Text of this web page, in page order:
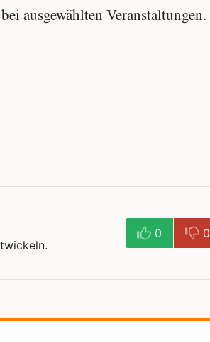
ausgewählten Veranstaltungen.
0 0